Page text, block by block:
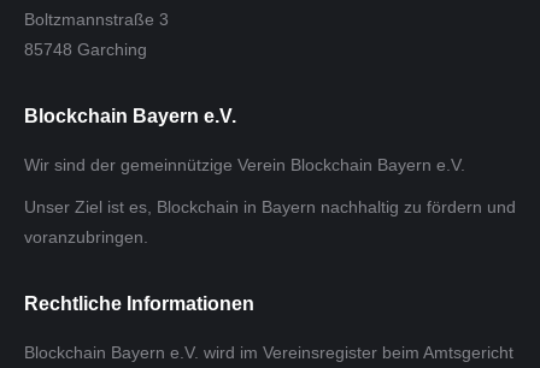
Boltzmannstraße 3
85748 Garching
Blockchain Bayern e.V.
Wir sind der gemeinnützige Verein Blockchain Bayern e.V.
Unser Ziel ist es, Blockchain in Bayern nachhaltig zu fördern und
voranzubringen.
Rechtliche Informationen
Blockchain Bayern e.V. wird im Vereinsregister beim Amtsgericht